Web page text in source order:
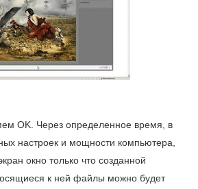
ОK. Через определенное время, в
настроек и мощности компьютера,
окно только что созданной
к ней файлы можно будет